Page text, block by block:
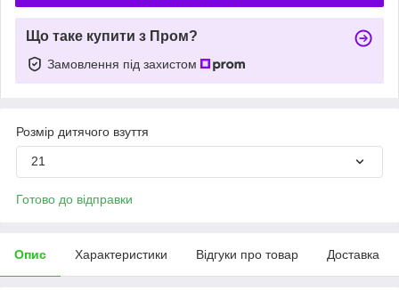
Що таке купити з Пром?
Замовлення під захистом
Розмір дитячого взуття
21
Готово до відправки
Опис Характеристики Відгуки про товар Доставка